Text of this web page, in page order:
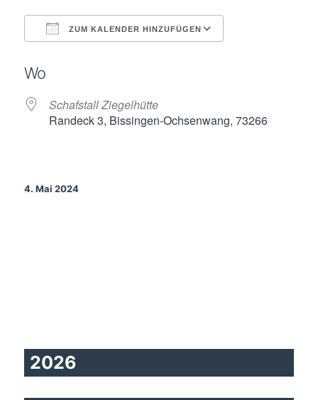
ZUM KALENDER HINZUFÜGEN
Wo
Schafstall Ziegelhütte
Randeck 3, Bissingen-Ochsenwang, 73266
4. Mai 2024
2026